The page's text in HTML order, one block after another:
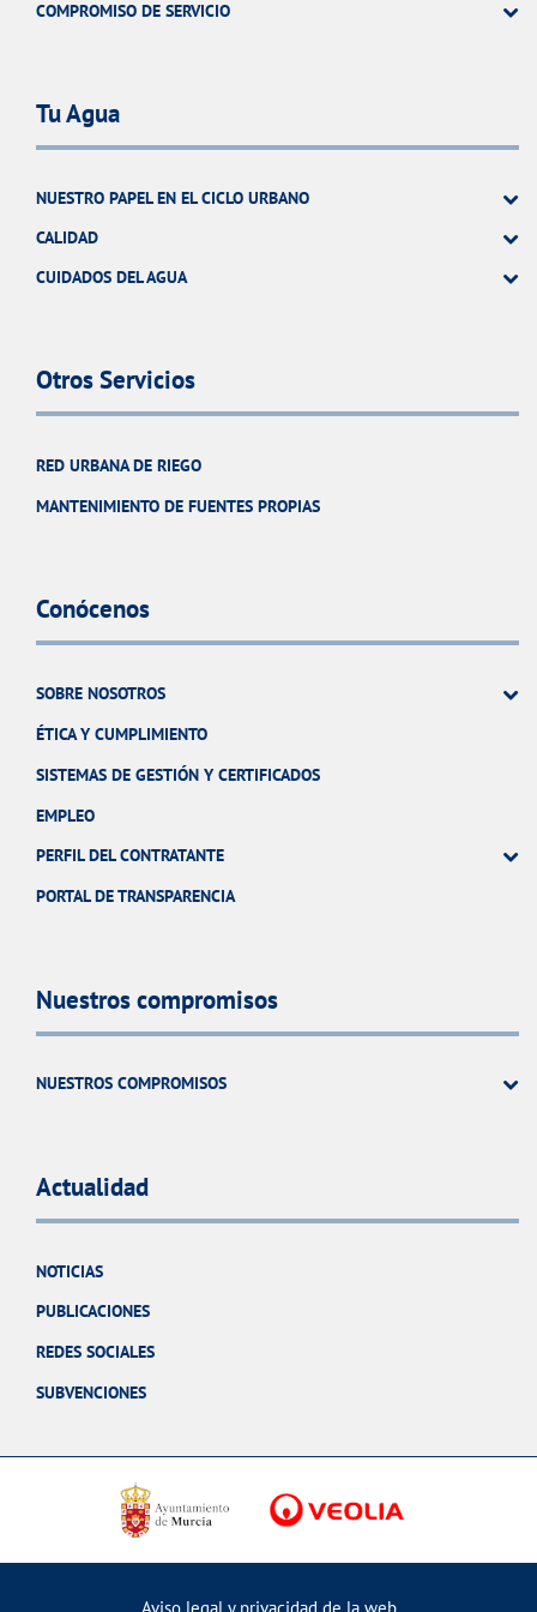
COMPROMISO DE SERVICIO
Tu Agua
NUESTRO PAPEL EN EL CICLO URBANO
CALIDAD
CUIDADOS DEL AGUA
Otros Servicios
RED URBANA DE RIEGO
MANTENIMIENTO DE FUENTES PROPIAS
Conócenos
SOBRE NOSOTROS
ÉTICA Y CUMPLIMIENTO
SISTEMAS DE GESTIÓN Y CERTIFICADOS
EMPLEO
PERFIL DEL CONTRATANTE
PORTAL DE TRANSPARENCIA
Nuestros compromisos
NUESTROS COMPROMISOS
Actualidad
NOTICIAS
PUBLICACIONES
REDES SOCIALES
SUBVENCIONES